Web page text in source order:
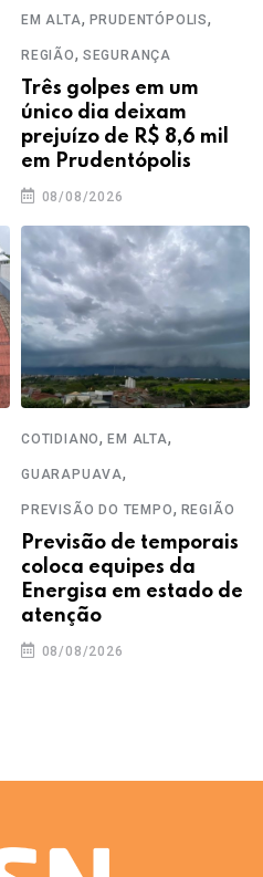
EM ALTA, PRUDENTÓPOLIS,
REGIÃO, SEGURANÇA
Três golpes em um
único dia deixam
prejuízo de R$ 8,6 mil
em Prudentópolis
08/08/2026
COTIDIANO,EM ALTA,
GUARAPUAVA,
PREVISÃO DO TEMPO, REGIÃO
Previsão de temporais
coloca equipes da
Energisa em estado de
atenção
08/08/2026